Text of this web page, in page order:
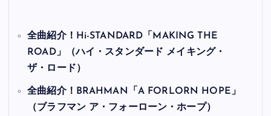
全曲紹介！Hi-STANDARD「MAKING THE
ROAD」（ハイ・スタンダード メイキング・
ザ・ロード）
全曲紹介！BRAHMAN「A FORLORN HOPE」
（ブラフマン ア・フォーローン・ホープ）